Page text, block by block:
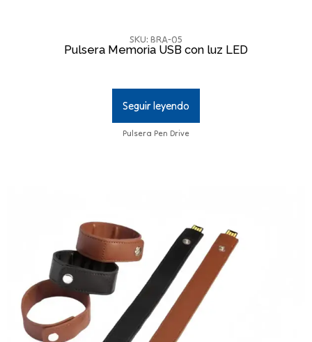
SKU: BRA-05
Pulsera Memoria USB con luz LED
Seguir leyendo
Pulsera Pen Drive